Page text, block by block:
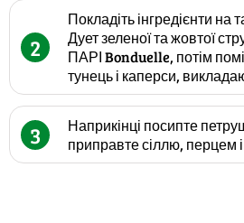
2
Покладіть інгредієнти на
Дует зеленої та жовтої
ПАРІ Bonduelle, потім
тунець і каперси,
3
Наприкінці посипте
приправте сіллю, перцем